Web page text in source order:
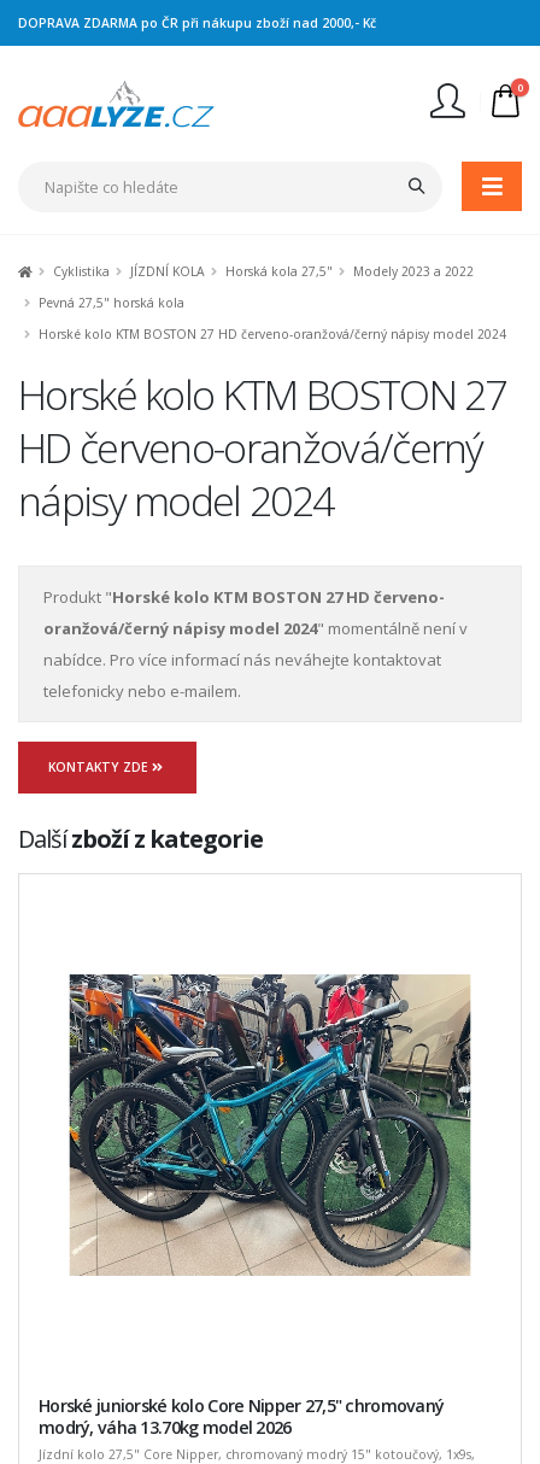
DOPRAVA ZDARMA po ČR při nákupu zboží nad 2000,- Kč
0
Cyklistika JÍZDNÍ KOLA Horská kola 27,5"
Modely 2023 a 2022
Pevná 27,5" horská kola
Horské kolo KTM BOSTON 27 HD červeno-oranžová/černý nápisy model 2024
Horské kolo KTM BOSTON 27
HD červeno-oranžová/černý
nápisy model 2024
Produkt "Horské kolo KTM BOSTON 27 HD červeno-
oranžová/černý nápisy model 2024" momentálně není v
nabídce. Pro více informací nás neváhejte kontaktovat
telefonicky nebo e-mailem.
KONTAKTY ZDE
Dalšízboží z kategorie
Horské juniorské kolo Core Nipper 27,5" chromovaný
modrý, váha 13.70kg model 2026
Jízdní kolo 27,5" Core Nipper, chromovaný modrý 15" kotoučový, 1x9s,